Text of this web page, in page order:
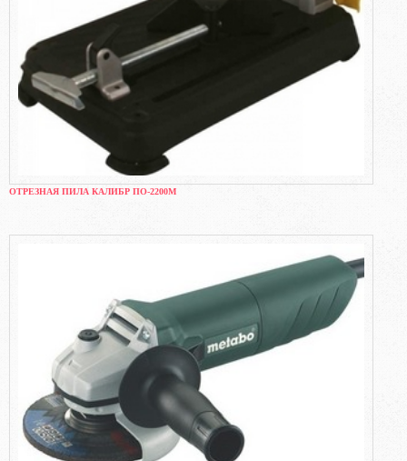
ОТРЕЗНАЯ ПИЛА КАЛИБР ПО-2200М